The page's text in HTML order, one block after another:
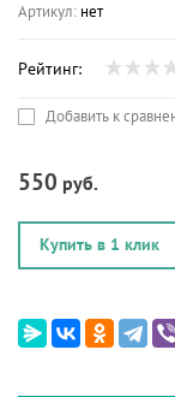
Артикул: нет
Рейтинг:
Добавить к
550 руб.
Купить в 1 клик